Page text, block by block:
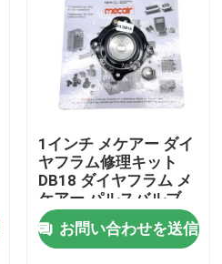
1インチ メケアー ダイ
ヤフラム修理キット
DB18 ダイヤフラム メ
ケアー パルスバルブ
VNP208 VNP308
VEM208 VEM308
VNP408 VEM408用
お問い合わせを送信